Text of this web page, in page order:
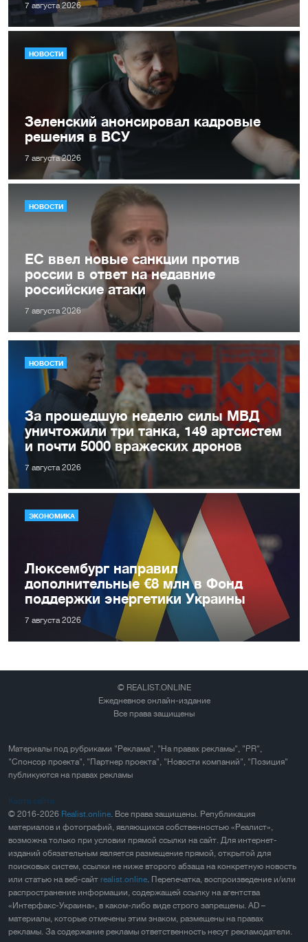
7 августа 2026
НОВОСТИ
Зеленский анонсировал кадровые
решения в ВСУ
7 августа 2026
НОВОСТИ
ЕС ввел новые санкции против
россии в ответ на недавние
российские атаки
7 августа 2026
НОВОСТИ
За прошедшую неделю силы МВД
уничтожили три танка, 149 артсистем
и почти 5000 вражеских дронов
7 августа 2026
ЭКОНОМИКА
Люксембург направил
дополнительные €8 млн в Фонд
поддержки энергетики Украины
7 августа 2026
© REALIST.ONLINE
Ежедневное онлайн-издание
Все права защищены
Материалы под рубриками "Реклама", "На правах рекламы", "PR",
"Спонсор проекта", "Партнер проекта", "Новости компаний", "Позиция"
публикуются на правах рекламы
Карта сайта
© 2016-2026 Realist.online. Все права защищены. Републикация
материалов и фотографий, являющихся собственностью «Реалист»,
возможна только при условии прямой ссылки на сайт. Для интернет-
изданий обязательным является размещение прямой, открытой для
поисковых систем, ссылки не ниже второго абзаца на конкретную новость
или статью на веб-сайт realist.online. Перепечатка, воспроизведение и/или
распространение информации, содержащей ссылку на агентства
«Интерфакс-Украина», в каком-либо виде строго запрещены. AD –
материалы, которые отмечены этим знаком, размещены на правах
рекламы. За содержание рекламы ответственность несут рекламодатели.